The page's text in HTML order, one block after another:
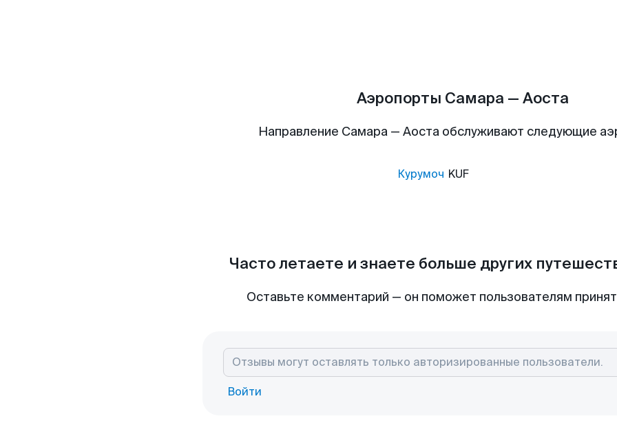
Аэропорты Самара — Аоста
Направление Самара — Аоста обслуживают следующие
Курумоч KUF
Часто летаете и знаете больше других
Оставьте комментарий — он поможет пользователям
Войти